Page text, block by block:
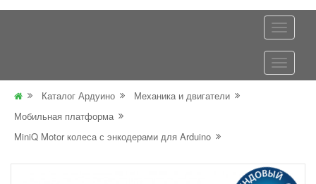
Каталог Ардуино
Механика и двигатели
Мобильная платформа
MiniQ Motor колеса с энкодерами для Arduino